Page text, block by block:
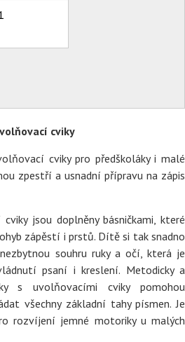
cviky
cviky pro předškoláky i malé
zpestří a usnadní přípravu na zápis
jsou doplněny básničkami, které
zápěstí i prstů. Dítě si tak snadno
souhru ruky a očí, která je
psaní i kreslení. Metodicky a
s uvolňovacími cviky pomohou
všechny základní tahy písmen. Je
rozvíjení jemné motoriky u malých